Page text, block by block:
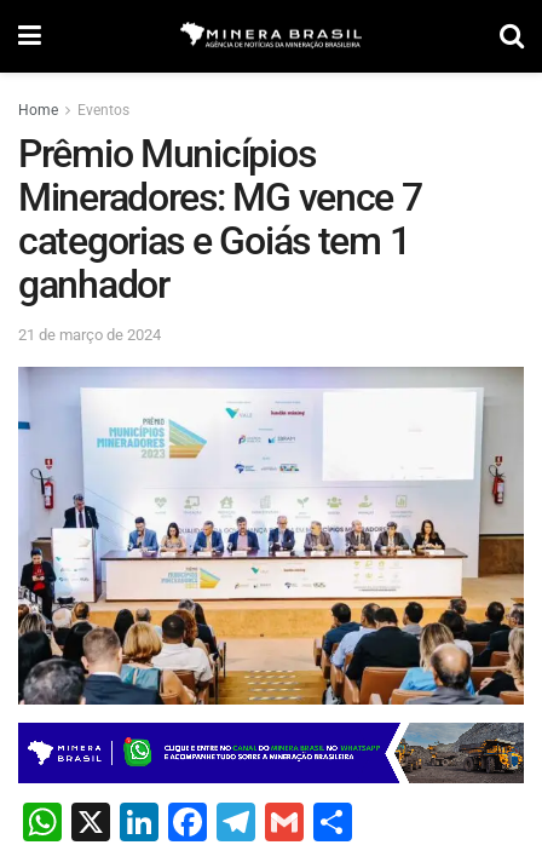
Home Eventos
Prêmio Municípios
Mineradores: MG vence 7
categorias e Goiás tem 1
ganhador
21 de março de 2024
W X
Li
F
T
G